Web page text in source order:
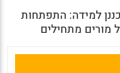
למידה: התפתחות
מורים מתחילים